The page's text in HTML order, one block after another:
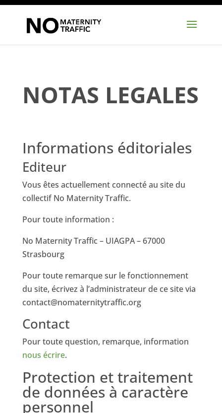
NOTAS LEGALES
Informations éditoriales
Editeur
Vous êtes actuellement connecté au site du
collectif No Maternity Traffic.
Pour toute information :
No Maternity Traffic – UIAGPA – 67000
Strasbourg
Pour toute remarque sur le fonctionnement
du site, écrivez à l’administrateur de ce site via
contact@nomaternitytraffic.org
Contact
Pour toute question, remarque, information
nous écrire.
Protection et traitement
de données à caractère
personnel